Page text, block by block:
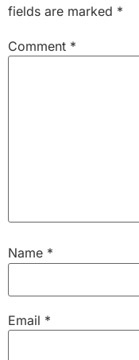
fields are marked *
Comment *
Name *
Email *